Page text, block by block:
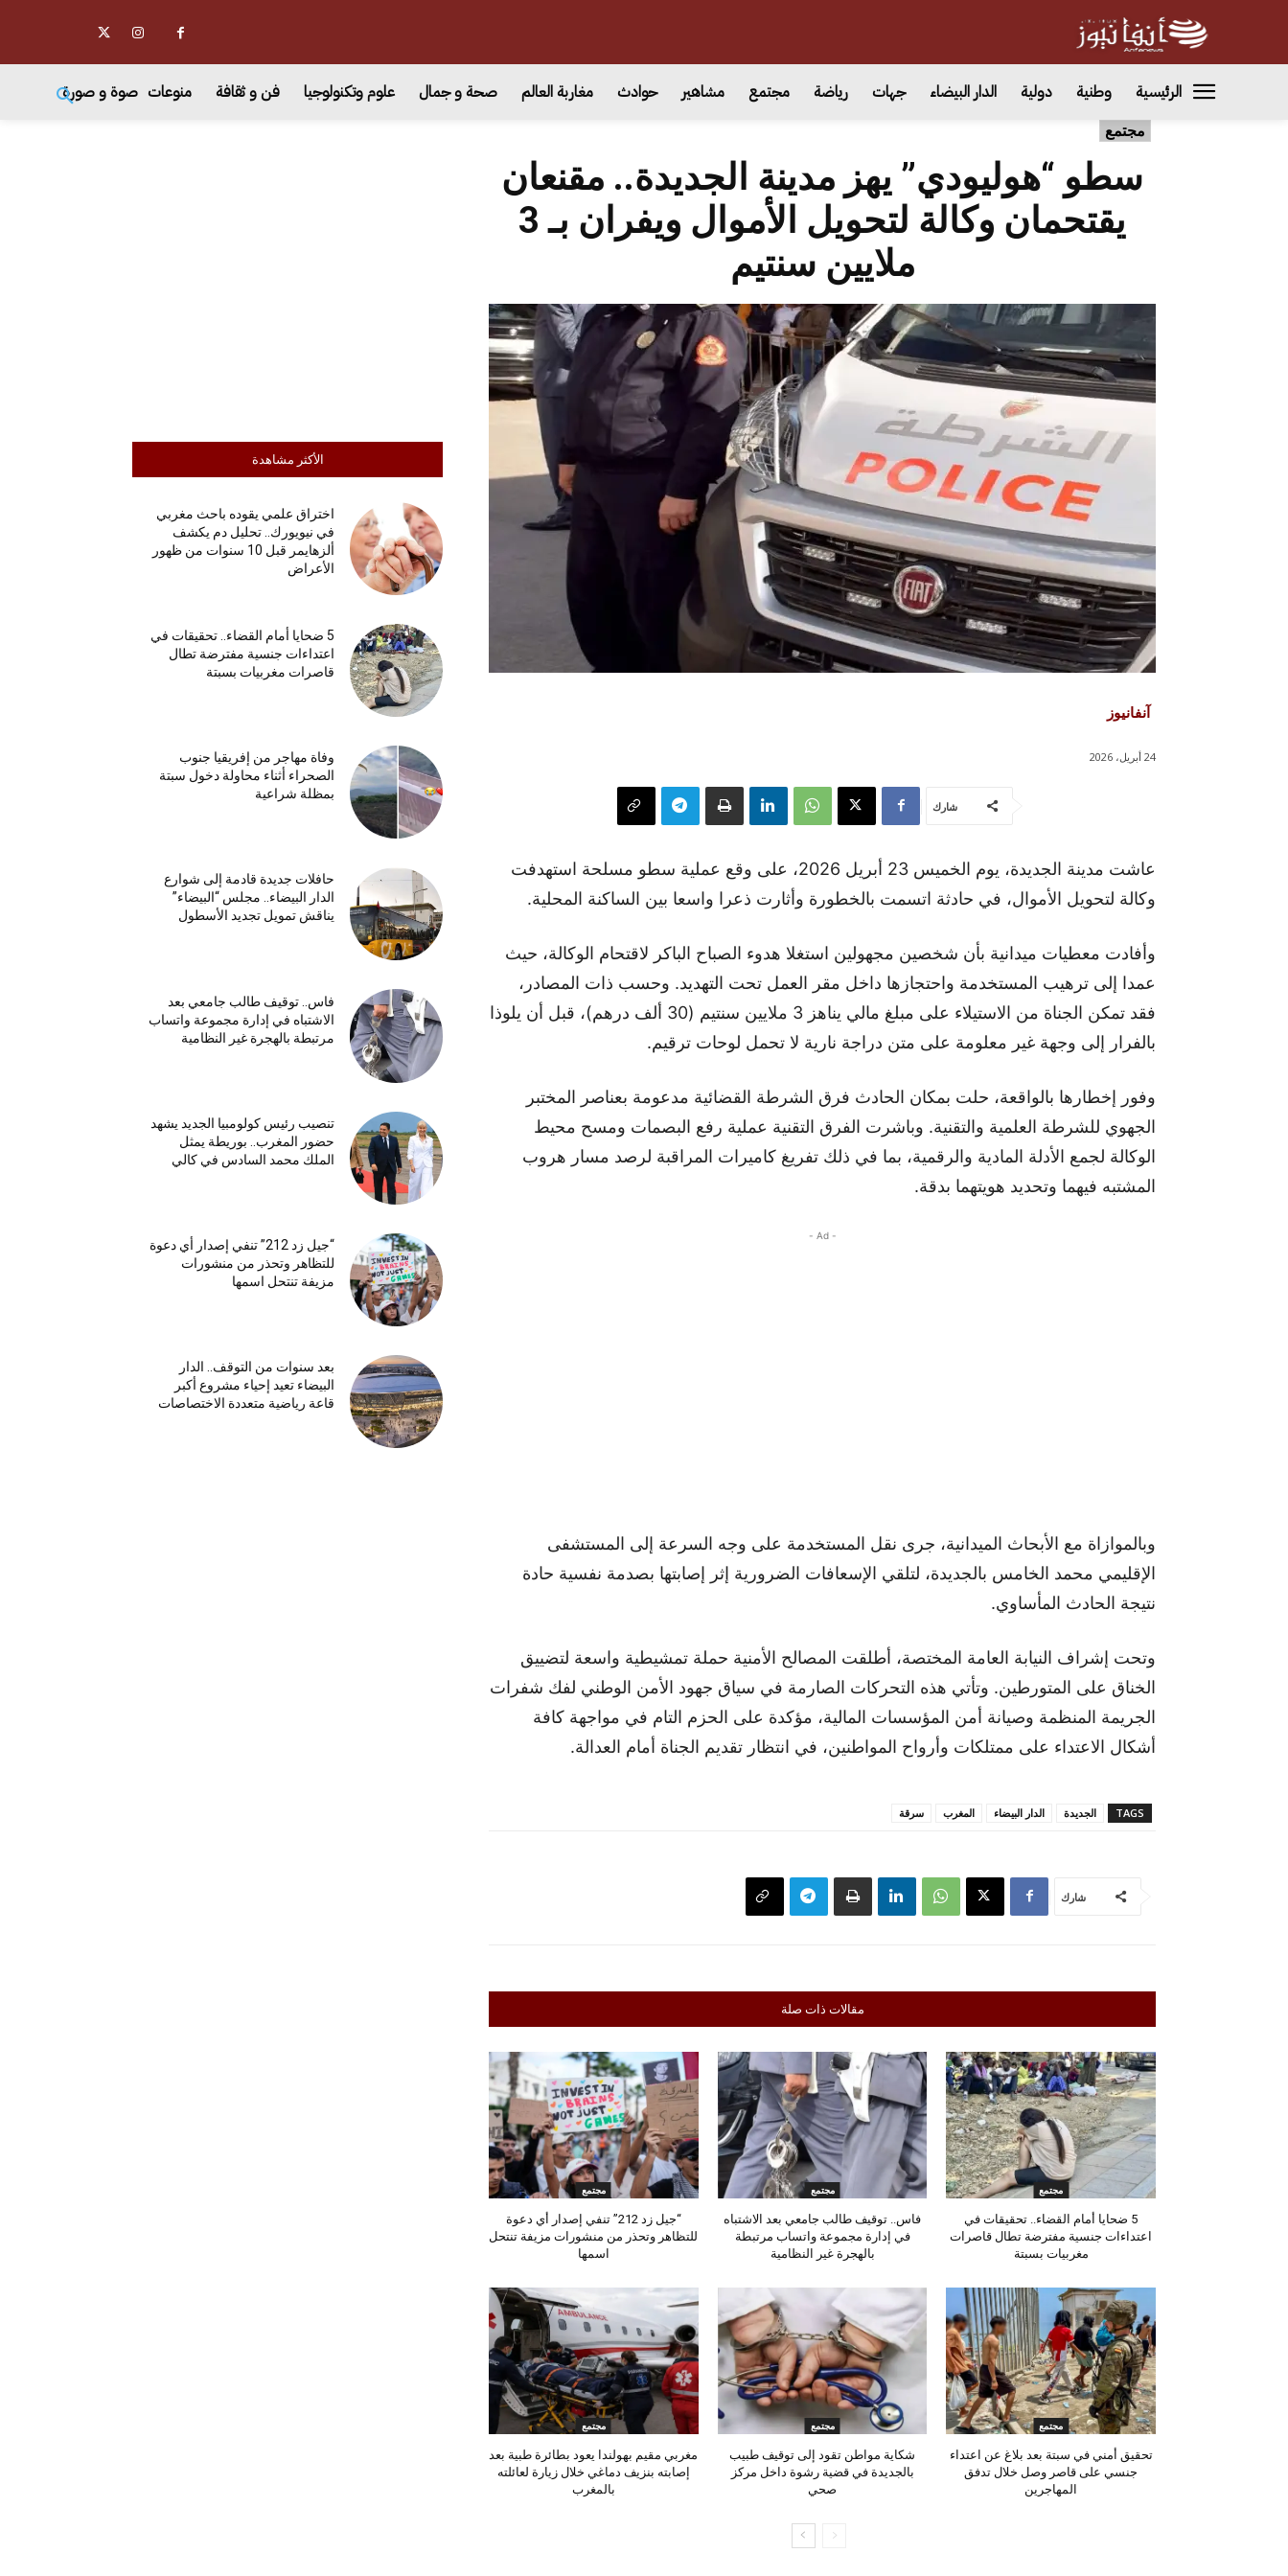
الرئيسية وطنية دولية الدار البيضاء جهات رياضة مجتمع مشاهير حوادث مغاربة العالم صحة و جمال علوم وتكنولوجيا فن و ثقافة منوعات صوة و صورة
مجتمع
الأكثر مشاهدة
اختراق علمي يقوده باحث مغربي
في نيويورك.. تحليل دم يكشف
ألزهايمر قبل 10 سنوات من ظهور
الأعراض
5 ضحايا أمام القضاء.. تحقيقات في
اعتداءات جنسية مفترضة تطال
قاصرات مغربيات بسبتة
وفاة مهاجر من إفريقيا جنوب
الصحراء أثناء محاولة دخول سبتة
بمظلة شراعية
حافلات جديدة قادمة إلى شوارع
الدار البيضاء.. مجلس “البيضاء”
يناقش تمويل تجديد الأسطول
فاس.. توقيف طالب جامعي بعد
الاشتباه في إدارة مجموعة واتساب
مرتبطة بالهجرة غير النظامية
تنصيب رئيس كولومبيا الجديد يشهد
حضور المغرب.. بوريطة يمثل
الملك محمد السادس في كالي
“جيل زد 212” تنفي إصدار أي دعوة
للتظاهر وتحذر من منشورات
مزيفة تنتحل اسمها
بعد سنوات من التوقف.. الدار
البيضاء تعيد إحياء مشروع أكبر
قاعة رياضية متعددة الاختصاصات
سطو “هوليودي” يهز مدينة الجديدة.. مقنعان
يقتحمان وكالة لتحويل الأموال ويفران بـ 3
ملايين سنتيم
آنفانيوز
24 أبريل، 2026
شارك
عاشت مدينة الجديدة، يوم الخميس 23 أبريل 2026، على وقع عملية سطو مسلحة استهدفت
وكالة لتحويل الأموال، في حادثة اتسمت بالخطورة وأثارت ذعرا واسعا بين الساكنة المحلية.
وأفادت معطيات ميدانية بأن شخصين مجهولين استغلا هدوء الصباح الباكر لاقتحام الوكالة، حيث
عمدا إلى ترهيب المستخدمة واحتجازها داخل مقر العمل تحت التهديد. وحسب ذات المصادر،
فقد تمكن الجناة من الاستيلاء على مبلغ مالي يناهز 3 ملايين سنتيم (30 ألف درهم)، قبل أن يلوذا
بالفرار إلى وجهة غير معلومة على متن دراجة نارية لا تحمل لوحات ترقيم.
وفور إخطارها بالواقعة، حلت بمكان الحادث فرق الشرطة القضائية مدعومة بعناصر المختبر
الجهوي للشرطة العلمية والتقنية. وباشرت الفرق التقنية عملية رفع البصمات ومسح محيط
الوكالة لجمع الأدلة المادية والرقمية، بما في ذلك تفريغ كاميرات المراقبة لرصد مسار هروب
المشتبه فيهما وتحديد هويتهما بدقة.
- Ad -
وبالموازاة مع الأبحاث الميدانية، جرى نقل المستخدمة على وجه السرعة إلى المستشفى
الإقليمي محمد الخامس بالجديدة، لتلقي الإسعافات الضرورية إثر إصابتها بصدمة نفسية حادة
نتيجة الحادث المأساوي.
وتحت إشراف النيابة العامة المختصة، أطلقت المصالح الأمنية حملة تمشيطية واسعة لتضييق
الخناق على المتورطين. وتأتي هذه التحركات الصارمة في سياق جهود الأمن الوطني لفك شفرات
الجريمة المنظمة وصيانة أمن المؤسسات المالية، مؤكدة على الحزم التام في مواجهة كافة
أشكال الاعتداء على ممتلكات وأرواح المواطنين، في انتظار تقديم الجناة أمام العدالة.
TAGS الجديدة الدار البيضاء المغرب سرقة
شارك
مقالات ذات صلة
مجتمع
5 ضحايا أمام القضاء.. تحقيقات في
اعتداءات جنسية مفترضة تطال قاصرات
مغربيات بسبتة
مجتمع
فاس.. توقيف طالب جامعي بعد الاشتباه
في إدارة مجموعة واتساب مرتبطة
بالهجرة غير النظامية
مجتمع
“جيل زد 212” تنفي إصدار أي دعوة
للتظاهر وتحذر من منشورات مزيفة تنتحل
اسمها
مجتمع
تحقيق أمني في سبتة بعد بلاغ عن اعتداء
جنسي على قاصر وصل خلال تدفق
المهاجرين
مجتمع
شكاية مواطن تقود إلى توقيف طبيب
بالجديدة في قضية رشوة داخل مركز
صحي
مجتمع
مغربي مقيم بهولندا يعود بطائرة طبية بعد
إصابته بنزيف دماغي خلال زيارة لعائلته
بالمغرب